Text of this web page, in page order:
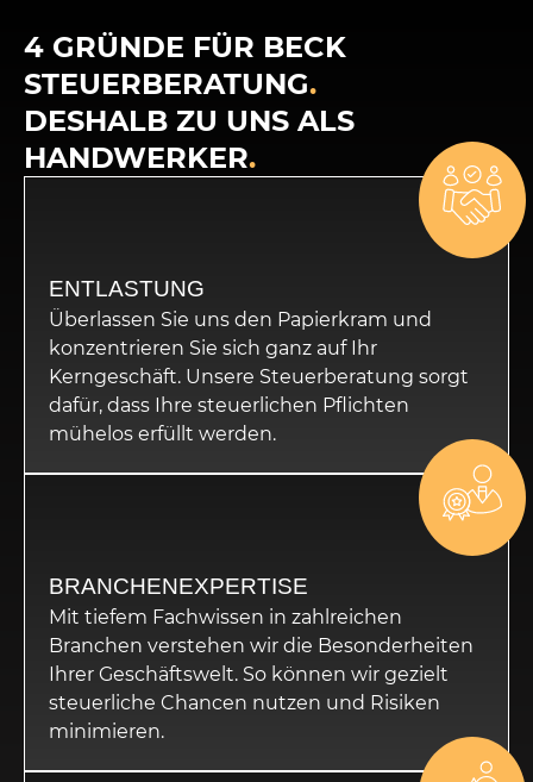
4 GRÜNDE FÜR BECK
STEUERBERATUNG.
DESHALB ZU UNS ALS
HANDWERKER.
ENTLASTUNG
Überlassen Sie uns den Papierkram und
konzentrieren Sie sich ganz auf Ihr
Kerngeschäft. Unsere Steuerberatung sorgt
dafür, dass Ihre steuerlichen Pflichten
mühelos erfüllt werden.
BRANCHENEXPERTISE
Mit tiefem Fachwissen in zahlreichen
Branchen verstehen wir die Besonderheiten
Ihrer Geschäftswelt. So können wir gezielt
steuerliche Chancen nutzen und Risiken
minimieren.